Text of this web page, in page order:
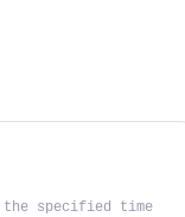
specified time